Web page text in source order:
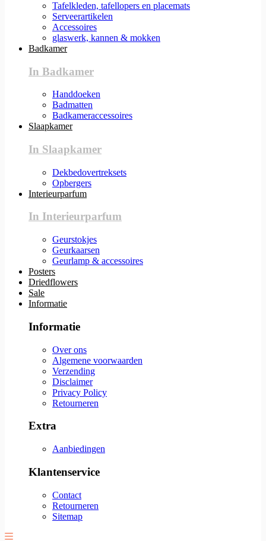
Tafelkleden, tafellopers en placemats
Serveerartikelen
Accessoires
glaswerk, kannen & mokken
Badkamer
In Badkamer
Handdoeken
Badmatten
Badkameraccessoires
Slaapkamer
In Slaapkamer
Dekbedovertreksets
Opbergers
Interieurparfum
In Interieurparfum
Geurstokjes
Geurkaarsen
Geurlamp & accessoires
Posters
Driedflowers
Sale
Informatie
Informatie
Over ons
Algemene voorwaarden
Verzending
Disclaimer
Privacy Policy
Retourneren
Extra
Aanbiedingen
Klantenservice
Contact
Retourneren
Sitemap